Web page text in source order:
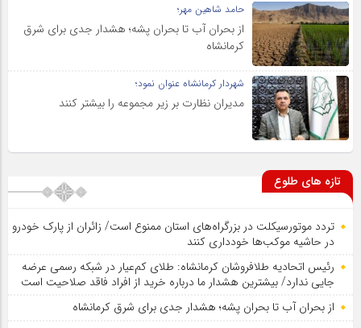
حامد شاهین مهر؛
از بحران آب تا بحران پشه؛ هشدار جدی برای شرق
کرمانشاه
شهردار کرمانشاه عنوان نمود؛
مدیران نظارت بر زیر مجموعه را بیشتر کنند
تازه های طلوع
تردد موتورسیکلت در بزرگراه‌های استان ممنوع است/ زائران از پارک خودرو
در حاشیه موکب‌ها خودداری کنند
رئیس اتحادیه طلافروشان کرمانشاه: طلای کم‌عیار در شبکه رسمی عرضه
جایی ندارد/ بیشترین هشدار ما درباره خرید از افراد فاقد صلاحیت است
از بحران آب تا بحران پشه؛ هشدار جدی برای شرق کرمانشاه